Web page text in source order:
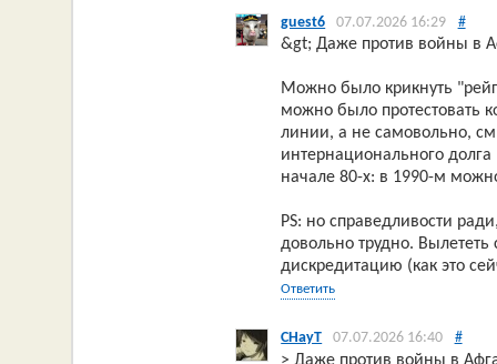
guest6 07.07.2026 16:29 #
&gt; Даже против войны в
Можно было крикнуть
можно было протестовать
линии, а не самовольно,
интернационального
начале 80-х: в 1990-м
PS: но справедливости
довольно трудно.
дискредитацию (как это
Ответить
CHayT 07.07.2026 16:40 #
> Даже против войны в